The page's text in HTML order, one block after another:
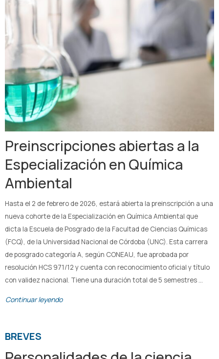
Preinscripciones abiertas a la
Especialización en Química
Ambiental
Hasta el 2 de febrero de 2026, estará abierta la preinscripción a una
nueva cohorte de la Especialización en Química Ambiental que
dicta la Escuela de Posgrado de la Facultad de Ciencias Químicas
(FCQ), de la Universidad Nacional de Córdoba (UNC). Esta carrera
de posgrado categoría A, según CONEAU, fue aprobada por
resolución HCS 971/12 y cuenta con reconocimiento oficial y título
con validez nacional. Tiene una duración total de 5 semestres …
Continuar leyendo
BREVES